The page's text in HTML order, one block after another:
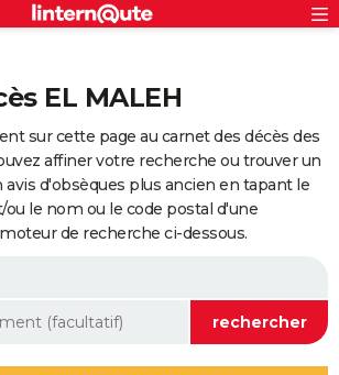
ville
EL MALEH
sur cette page au carnet des décès des
affiner votre recherche ou trouver un
avis d'obsèques plus ancien en tapant le
le nom ou le code postal d'une
de recherche ci-dessous.